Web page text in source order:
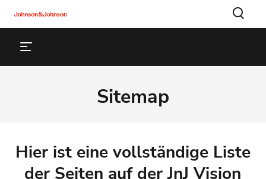
Sitemap
Hier ist eine vollständige Liste
der Seiten auf der JnJ Vision